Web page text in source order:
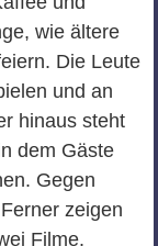
wie ältere
Die Leute
und an
hinaus steht
dem Gäste
Gegen
zeigen
Filme.